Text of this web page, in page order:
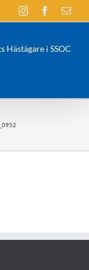
InstagramFacebook
E-
post
Hästägare i SSOC